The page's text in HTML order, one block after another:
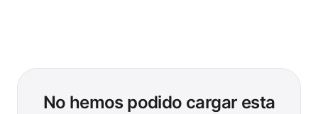
No hemos podido cargar esta